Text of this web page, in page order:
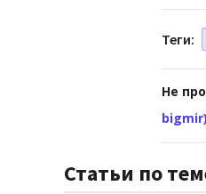
Теги:
Не
Статьи по